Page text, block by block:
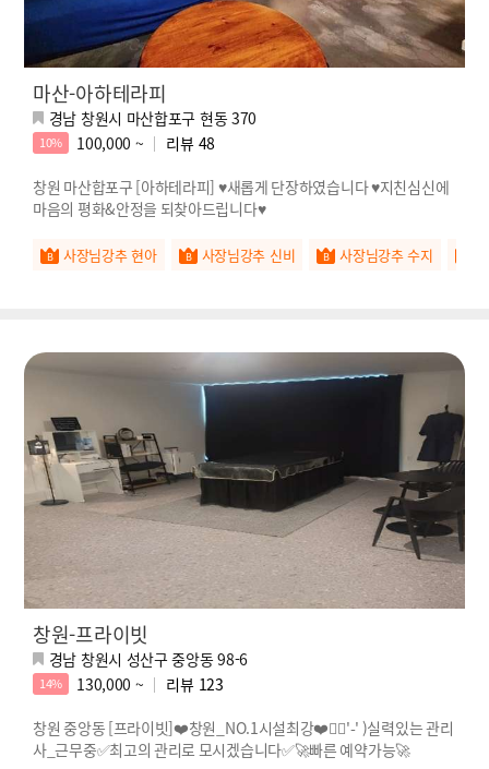
마산-아하테라피
경남 창원시 마산합포구 현동 370
10% 100,000 ~ 리뷰 48
창원 마산합포구 [아하테라피] ♥새롭게 단장하였습니다 ♥지친심신에
마음의 평화&안정을 되찾아드립니다♥
사장님강추 현아 사장님강추 신비 사장님강추 수지
창원-프라이빗
경남 창원시 성산구 중앙동 98-6
14% 130,000 ~ 리뷰 123
창원 중앙동 [프라이빗]❤️창원_NO.1시설최강❤️🖐🏻'-' )실력있는 관리
사_근무중✅최고의 관리로 모시겠습니다✅🚀빠른 예약가능🚀